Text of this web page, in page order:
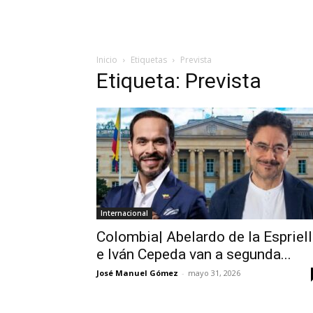
Inicio Etiquetas Prevista
Etiqueta: Prevista
Internacional
Colombia| Abelardo de la
e Iván Cepeda van a segunda...
José Manuel Gómez - mayo 31, 2026